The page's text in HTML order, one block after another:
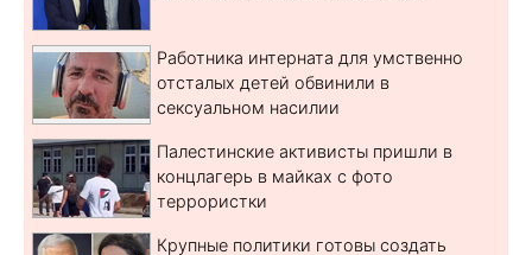
Работника интерната для умственно
отсталых детей обвинили в
сексуальном насилии
Палестинские активисты пришли в
концлагерь в майках с фото
террористки
Крупные политики готовы создать